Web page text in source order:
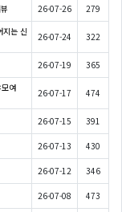
26-07-26 279
지는 신
26-07-24 322
26-07-19 365
여
26-07-17 474
26-07-15 391
26-07-13 430
26-07-12 346
26-07-08 473